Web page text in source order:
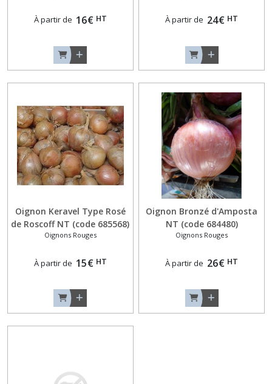
À partir de 16€ HT À partir de 24€ HT
Oignon Keravel Type Rosé
de Roscoff NT (code 685568)
Oignons Rouges
À partir de 15€ HT
Oignon Bronzé d'Amposta
NT (code 684480)
Oignons Rouges
À partir de 26€ HT
Raves
et
Echalions
(1)
Navets
Bicolores
(7)
Navets
Unicolores
Navets
Unicolores
Ronds
(5)